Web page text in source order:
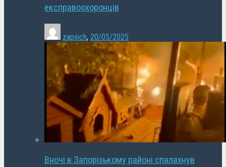
експравоохоронців
zapsich, 20/05/2025
Вночі в Запорізькому районі спалахнув